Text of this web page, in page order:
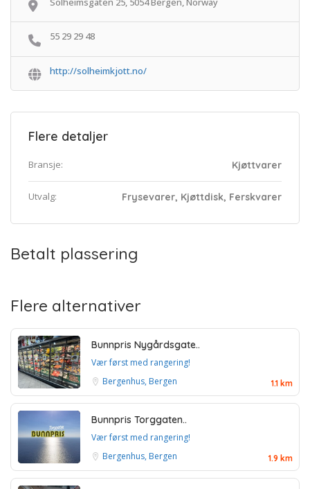
55 29 29 48
http://solheimkjott.no/
Flere detaljer
Bransje: Kjøttvarer
Utvalg: Frysevarer, Kjøttdisk, Ferskvarer
Betalt plassering
Flere alternativer
Bunnpris Nygårdsgate..
Vær først med rangering!
Bergenhus, Bergen
1.1 km
Bunnpris Torggaten..
Vær først med rangering!
Bergenhus, Bergen
1.9 km